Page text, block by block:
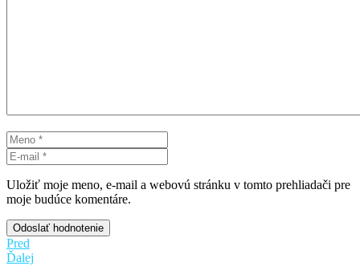
Uložiť moje meno, e-mail a webovú stránku v tomto prehliadači pre
moje budúce komentáre.
Odoslať hodnotenie
Pred
Ďalej